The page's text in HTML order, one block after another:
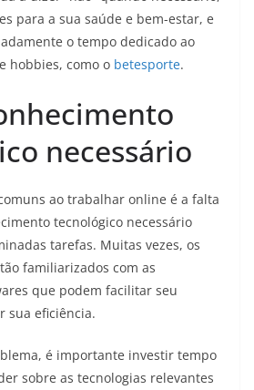
para a sua saúde e bem-estar, e
o tempo dedicado ao
hobbies, como o betesporte.
necessário
ao trabalhar online é a falta
tecnológico necessário
tarefas. Muitas vezes, os
familiarizados com as
que podem facilitar seu
sua eficiência.
é importante investir tempo
sobre as tecnologias relevantes